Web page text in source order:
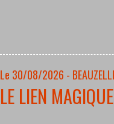
Le 30/08/2026 -
LE LIEN MAGIQUE